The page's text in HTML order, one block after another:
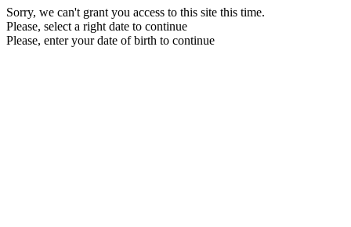
Sorry, we can't grant you access to this site this time.
Please, select a right date to continue
Please, enter your date of birth to continue